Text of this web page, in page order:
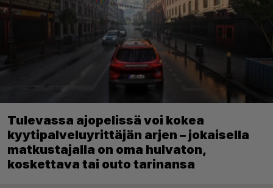
Tulevassa ajopelissä voi kokea
kyytipalveluyrittäjän arjen – jokaisella
matkustajalla on oma hulvaton,
koskettava tai outo tarinansa